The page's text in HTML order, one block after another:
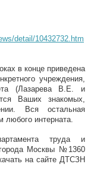
detail/10432732.htm
в конце приведена
учреждения,
(Лазарева В.Е. и
Ваших знакомых,
Вся остальная
любого интерната.
труда и
Москвы №1360
на сайте ДТСЗН